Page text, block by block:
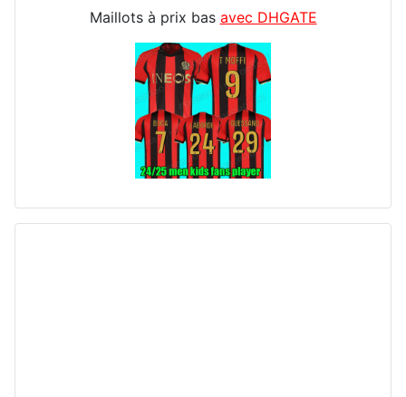
Maillots à prix bas avec DHGATE